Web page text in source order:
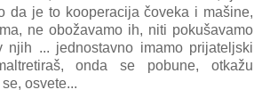
da je to kooperacija čoveka i mašine,
ne obožavamo ih, niti pokušavamo
njih ... jednostavno imamo prijateljski
onda se pobune, otkažu
osvete...